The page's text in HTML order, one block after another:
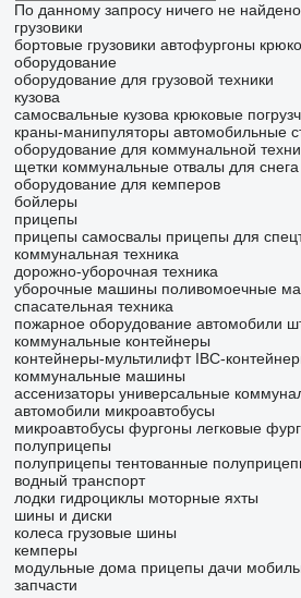
По данному запросу ничего не найдено
грузовики
бортовые грузовики автофургоны
оборудование
оборудование для грузовой техники
кузова
самосвальные кузова крюковые
краны-манипуляторы автомобильные
оборудование для коммунальной
щетки коммунальные отвалы для снега
оборудование для кемперов
бойлеры
прицепы
прицепы самосвалы прицепы для
коммунальная техника
дорожно-уборочная техника
уборочные машины поливомоечные
спасательная техника
пожарное оборудование автомобили
коммунальные контейнеры
контейнеры-мультилифт IBC-
коммунальные машины
ассенизаторы универсальные
автомобили микроавтобусы
микроавтобусы фургоны легковые
полуприцепы
полуприцепы тентованные
водный транспорт
лодки гидроциклы моторные яхты
шины и диски
колеса грузовые шины
кемперы
модульные дома прицепы дачи
запчасти